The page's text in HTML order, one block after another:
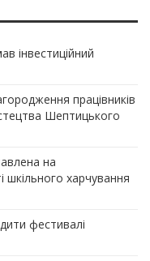
інвеcтиційний
працівників
Шептицького
на
шкільного харчування
фестивалі